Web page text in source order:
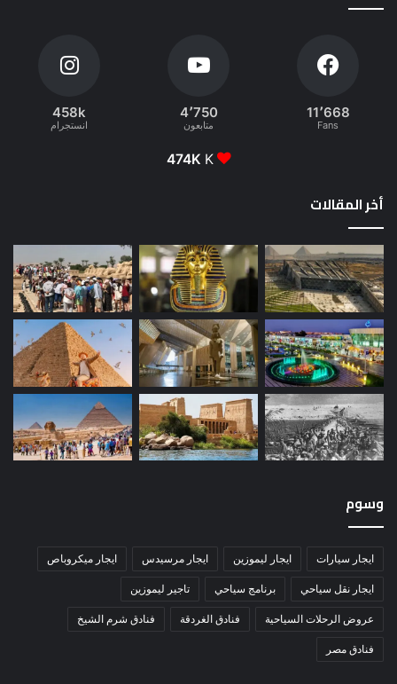
11٬668
Fans
4٬750
متابعون
458k
انستجرام
474K K
أخر المقالات
وسوم
ايجار سيارات ايجار ليموزين ايجار مرسيدس ايجار ميكروباص
ايجار نقل سياحي برنامج سياحي تاجير ليموزين
عروض الرحلات السياحية فنادق الغردقة فنادق شرم الشيخ
فنادق مصر